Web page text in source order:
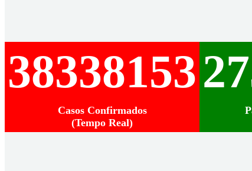
38338153
Casos Confirmados
(Tempo Real)